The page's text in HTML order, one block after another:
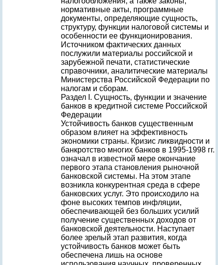
нормативные акты, программные
документы, определяющие сущность,
структуру, функции налоговой системы и
особенности ее функционирования.
Источником фактических данных
послужили материалы российской и
зарубежной печати, статистические
справочники, аналитические материалы
Министерства Российской Федерации по
налогам и сборам.
Раздел I. Сущность, функции и значение
банков в кредитной системе Российской
Федерации
Устойчивость банков существенным
образом влияет на эффективность
экономики страны. Кризис ликвидности и
банкротство многих банков в 1995-1998 гг.
означал в известной мере окончание
первого этапа становления рыночной
банковской системы. На этом этапе
возникла конкурентная среда в сфере
банковских услуг. Это происходило на
фоне высоких темпов инфляции,
обеспечивающей без больших усилий
получение существенных доходов от
банковской деятельности. Наступает
более зрелый этап развития, когда
устойчивость банков может быть
обеспечена лишь на основе